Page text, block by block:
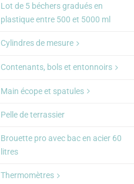
Lot de 5 béchers gradués en
plastique entre 500 et 5000 ml
Cylindres de mesure
Contenants, bols et entonnoirs
Main écope et spatules
Pelle de terrassier
Brouette pro avec bac en acier 60
litres
Thermomètres